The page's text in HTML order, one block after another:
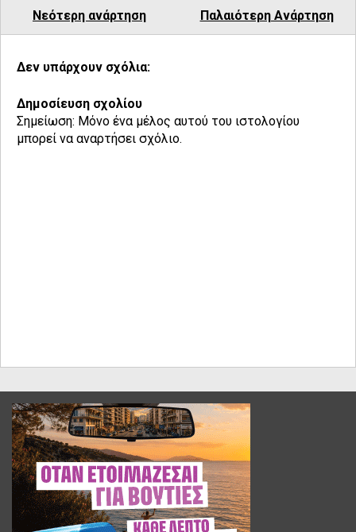
Νεότερη ανάρτηση Παλαιότερη Ανάρτηση
Δεν υπάρχουν σχόλια:
Δημοσίευση σχολίου
Σημείωση: Μόνο ένα μέλος αυτού του ιστολογίου
μπορεί να αναρτήσει σχόλιο.